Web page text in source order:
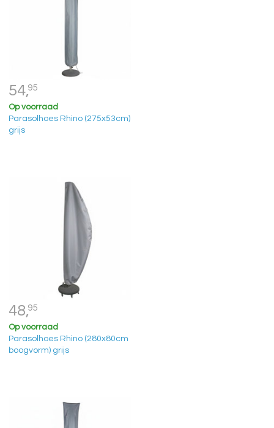
54,95
Op voorraad
Parasolhoes Rhino (275x53cm)
grijs
48,95
Op voorraad
Parasolhoes Rhino (280x80cm
boogvorm) grijs